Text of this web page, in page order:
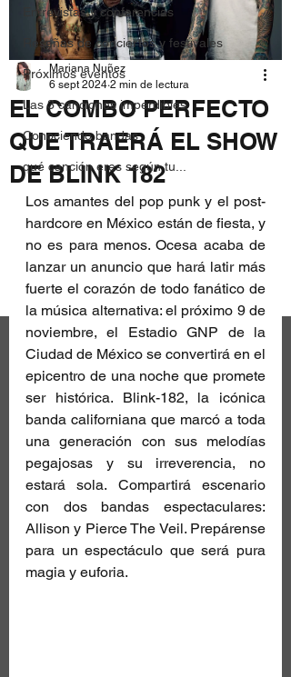
Entrevistas y conferencias
Reseñas de conciertos y festivales
Próximos eventos
Las 3 canciones imperdibles
Conociendo bandas
qué canción eres según tu...
EL COMBO PERFECTO
QUE TRAERÁ EL SHOW
DE BLINK 182
Mariana Nuñez
6 sept 2024 2 min de lectura
Los amantes del pop punk y el post-
hardcore en México están de fiesta, y
no es para menos. Ocesa acaba de
lanzar un anuncio que hará latir más
fuerte el corazón de todo fanático de
la música alternativa: el próximo 9 de
noviembre, el Estadio GNP de la
Ciudad de México se convertirá en el
epicentro de una noche que promete
ser histórica. Blink-182, la icónica
banda californiana que marcó a toda
una generación con sus melodías
pegajosas y su irreverencia, no
estará sola. Compartirá escenario
con dos bandas espectaculares:
Allison y Pierce The Veil. Prepárense
para un espectáculo que será pura
magia y euforia.